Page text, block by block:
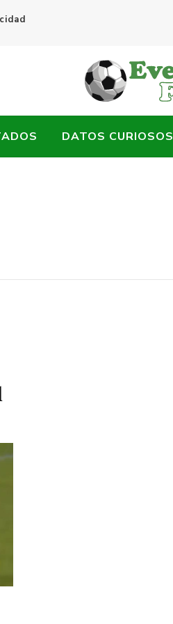
DATOS CURIOSOS